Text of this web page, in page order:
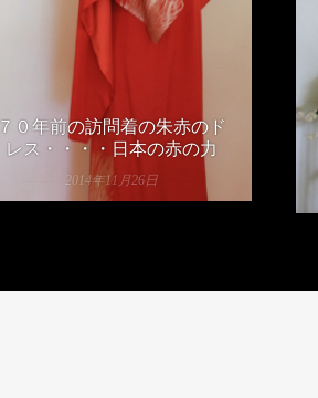
７０年前の訪問着の朱赤のド
レス・・・・日本の赤の力
2014年11月26日